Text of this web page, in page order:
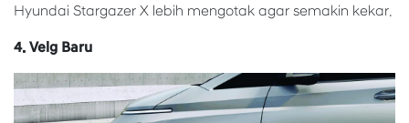
Hyundai Stargazer X lebih mengotak agar semakin kekar.
4. Velg Baru